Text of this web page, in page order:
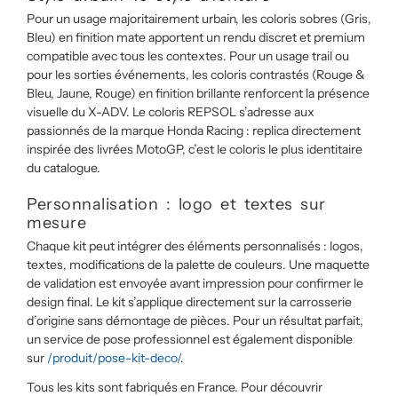
Pour un usage majoritairement urbain, les coloris sobres (Gris,
Bleu) en finition mate apportent un rendu discret et premium
compatible avec tous les contextes. Pour un usage trail ou
pour les sorties événements, les coloris contrastés (Rouge &
Bleu, Jaune, Rouge) en finition brillante renforcent la présence
visuelle du X-ADV. Le coloris REPSOL s’adresse aux
passionnés de la marque Honda Racing : replica directement
inspirée des livrées MotoGP, c’est le coloris le plus identitaire
du catalogue.
Personnalisation : logo et textes sur
mesure
Chaque kit peut intégrer des éléments personnalisés : logos,
textes, modifications de la palette de couleurs. Une maquette
de validation est envoyée avant impression pour confirmer le
design final. Le kit s’applique directement sur la carrosserie
d’origine sans démontage de pièces. Pour un résultat parfait,
un service de pose professionnel est également disponible
sur /produit/pose-kit-deco/.
Tous les kits sont fabriqués en France. Pour découvrir